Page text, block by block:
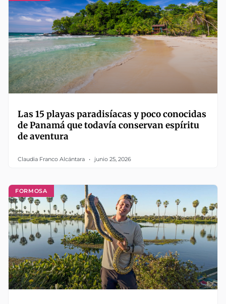
Las 15 playas paradisíacas y poco conocidas
de Panamá que todavía conservan espíritu
de aventura
Claudia Franco Alcántara junio 25, 2026
FORMOSA